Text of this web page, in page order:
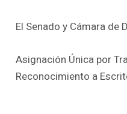
El Senado y Cámara de
Asignación Única por
Reconocimiento a